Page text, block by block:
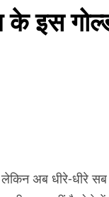
के इस
लेकिन अब धीरे-धीरे